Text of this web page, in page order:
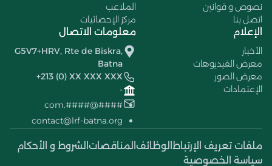
نصوص و قوانين
اتصل بنا
الملاعب
مركز الإحصائيات
الإعلام
الأخبار
معرض الفيديوهات
معرض الصور
الإعتمادات
معلومات الاتصال
G5V7+HRV, Rte de Biskra,
Batna
+213 (0) XX XXX XXX
-
####@####.com
contact@lrf-batna.org
ملفات تعريف الإرتباط الوظائف المناقصات الشروط و الأحكام
سياسة الخصوصية